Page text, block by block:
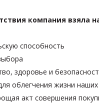
компания взяла
способность
здоровье и
облегчения жизни
акт совершения